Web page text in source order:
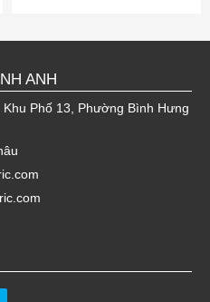
ANH
Phố 13, Phường Bình Hưng